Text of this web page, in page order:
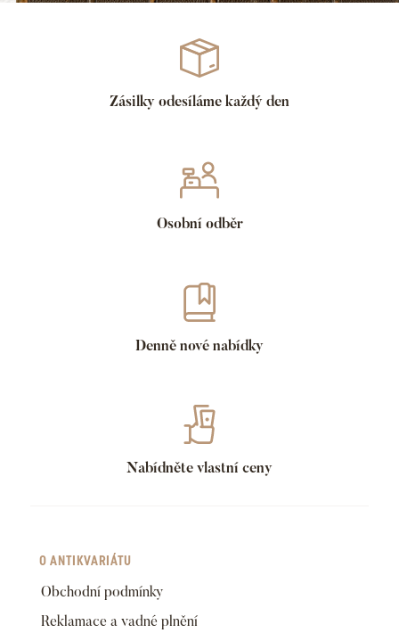
Zásilky odesíláme každý den
Osobní odběr
Denně nové nabídky
Nabídněte vlastní ceny
O ANTIKVARIÁTU
Obchodní podmínky
Reklamace a vadné plnění